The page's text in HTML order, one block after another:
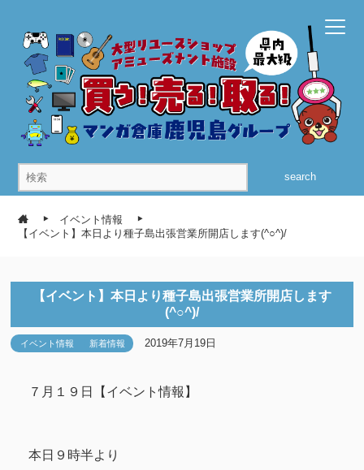
search
イベント情報
【イベント】本日より種子島出張営業所開店します(^○^)/
【イベント】本日より種子島出張営業所開店します
(^○^)/
イベント情報 新着情報 2019年7月19日
７月１９日【イベント情報】
本日９時半より